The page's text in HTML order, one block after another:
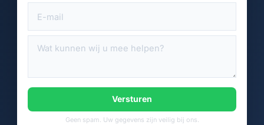
Versturen
Geen spam. Uw gegevens zijn veilig bij ons.